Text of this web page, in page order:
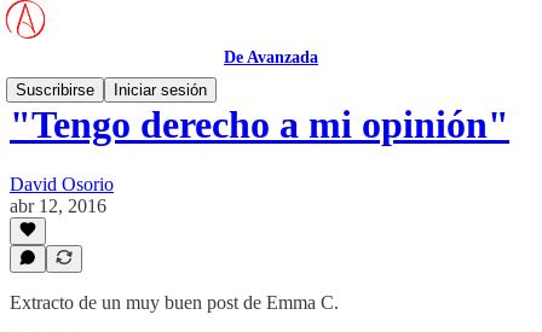
De Avanzada
Suscribirse
Iniciar sesión
"Tengo derecho a mi opinión"
David Osorio
abr 12, 2016
Extracto de un muy buen post de Emma C.